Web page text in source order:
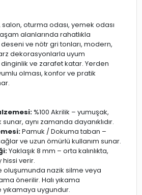
salon, oturma odası, yemek odası
alanlarında rahatlıkla
ve nötr gri tonları, modern,
dekorasyonlarla uyum
ve zarafet katar. Yerden
olması, konfor ve pratik
%100 Akrilik – yumuşak,
aynı zamanda dayanıklıdır.
Pamuk / Dokuma taban –
ve uzun ömürlü kullanım sunar.
Yaklaşık 8 mm – orta kalınlıkta,
verir.
oluşumunda nazik silme veya
önerilir. Halı yıkama
uygundur.